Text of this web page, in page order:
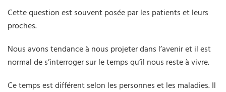
Cette question est souvent posée par les patients et leurs
proches.
Nous avons tendance à nous projeter dans l’avenir et il est
normal de s’interroger sur le temps qu’il nous reste à vivre.
Ce temps est différent selon les personnes et les maladies. Il